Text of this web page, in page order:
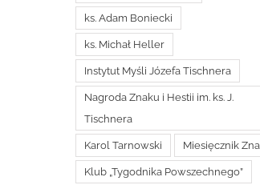
ks. Adam Boniecki
ks. Michał Heller
Instytut Myśli Józefa Tischnera
Nagroda Znaku i Hestii im. ks. J.
Tischnera
Karol Tarnowski Miesięcznik
Klub „Tygodnika Powszechnego”